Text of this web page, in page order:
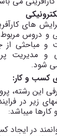
های
و دروس مربوط
مباحثی از
و
شود.
کسب و کار:
این رشته،
زیر در
می­باشد:
در ایجاد